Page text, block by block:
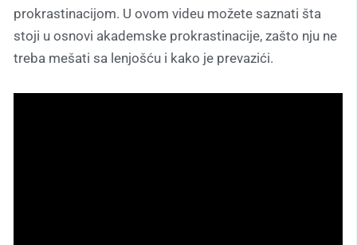
prokrastinacijom. U ovom videu možete saznati šta
stoji u osnovi akademske prokrastinacije, zašto nju ne
treba mešati sa lenjošću i kako je prevazići.